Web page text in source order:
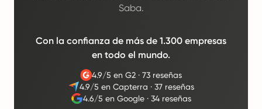
Saba.
Con la confianza de más de 1.300 empresas
en todo el mundo.
4.9/5 en G2 ·73 reseñas
4.9/5 en Capterra ·37 reseñas
4.6/5 en Google· 34 reseñas